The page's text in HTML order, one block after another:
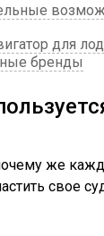
для
бренды
же
свое